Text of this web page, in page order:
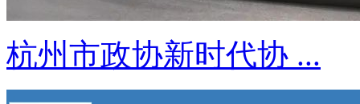
杭州市政协新时代协 ...